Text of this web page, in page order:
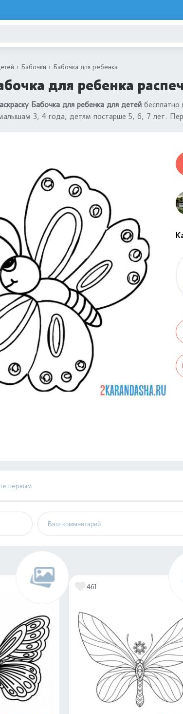
Бабочки Бабочка для ребенка
для ребенка
Бабочка для ребенка для детей бесплатно
3, 4 года, детям постарше 5, 6, 7 лет.
первым
461